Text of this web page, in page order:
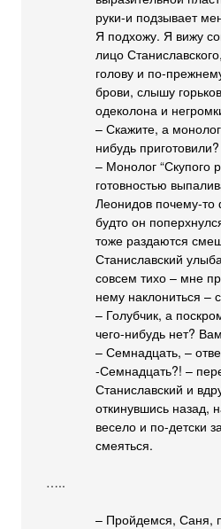
руки-и подзывает
Я подхожу. Я вижу
лицо
голову и по-
брови, слышу
одеколона и
– Скажите, а
нибудь приготовили?
– Монолог “Скупого
готовностью
Леонидов почему-то
будто он
тоже раздаются
Станиславский
совсем тихо – мне
нему наклониться –
– Голубчик, а
чего-нибудь нет?
– Семнадцать, –
-Семнадцать?! –
Станиславский и
откинувшись назад,
весело и по-детски
смеяться.
…..
– Пройдемся, Саня,